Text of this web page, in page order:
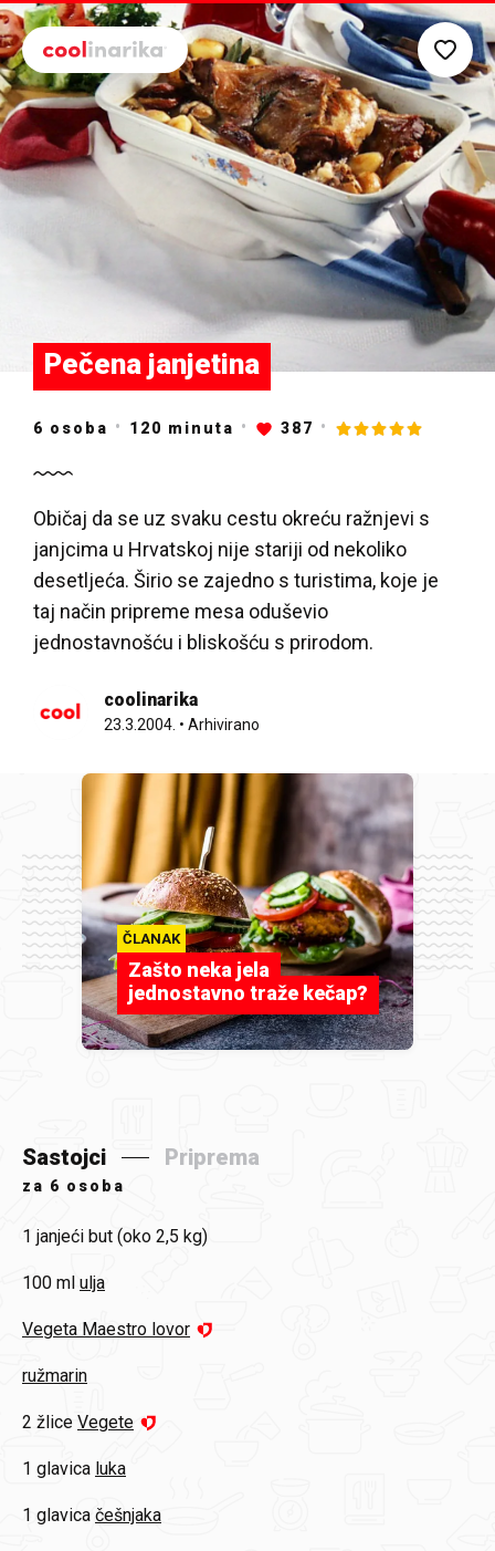
Preskoči na glavni sadržaj
Pečena janjetina
6 osoba 120 minuta 387
Običaj da se uz svaku cestu okreću ražnjevi s
janjcima u Hrvatskoj nije stariji od nekoliko
desetljeća. Širio se zajedno s turistima, koje je
taj način pripreme mesa oduševio
jednostavnošću i bliskošću s prirodom.
coolinarika
23.3.2004. • Arhivirano
ČLANAK
Zašto neka jela
jednostavno traže kečap?
Sastojci Priprema
za 6 osoba
1 janjeći but (oko 2,5 kg)
100 ml ulja
Vegeta Maestro lovor
ružmarin
2 žlice Vegete
1 glavica luka
1 glavica češnjaka